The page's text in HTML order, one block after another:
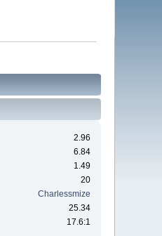
2.96
6.84
1.49
20
Charlessmize
25.34
17.6:1